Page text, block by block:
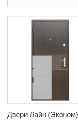
Двери Лайн (Эконом)